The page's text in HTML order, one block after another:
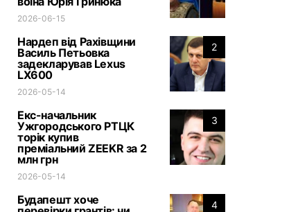
2026-06-15
2
Нардеп від Рахівщини
Василь Петьовка
задекларував Lexus
LX600
2026-05-14
3
Екс-начальник
Ужгородського РТЦК
торік купив
преміальний ZEEKR за 2
млн грн
2026-05-14
4
Будапешт хоче